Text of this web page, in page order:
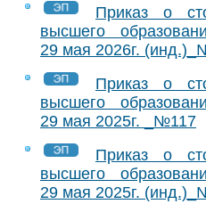
Приказ о
высшего
29 мая 2026г.
Приказ о
высшего
29 мая 2025г. _№117
Приказ о
высшего
29 мая 2025г.